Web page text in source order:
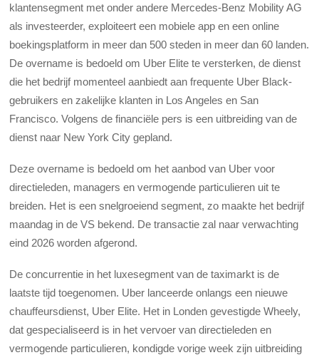
klantensegment met onder andere Mercedes-Benz Mobility AG
als investeerder, exploiteert een mobiele app en een online
boekingsplatform in meer dan 500 steden in meer dan 60 landen.
De overname is bedoeld om Uber Elite te versterken, de dienst
die het bedrijf momenteel aanbiedt aan frequente Uber Black-
gebruikers en zakelijke klanten in Los Angeles en San
Francisco. Volgens de financiële pers is een uitbreiding van de
dienst naar New York City gepland.
Deze overname is bedoeld om het aanbod van Uber voor
directieleden, managers en vermogende particulieren uit te
breiden. Het is een snelgroeiend segment, zo maakte het bedrijf
maandag in de VS bekend. De transactie zal naar verwachting
eind 2026 worden afgerond.
De concurrentie in het luxesegment van de taximarkt is de
laatste tijd toegenomen. Uber lanceerde onlangs een nieuwe
chauffeursdienst, Uber Elite. Het in Londen gevestigde Wheely,
dat gespecialiseerd is in het vervoer van directieleden en
vermogende particulieren, kondigde vorige week zijn uitbreiding